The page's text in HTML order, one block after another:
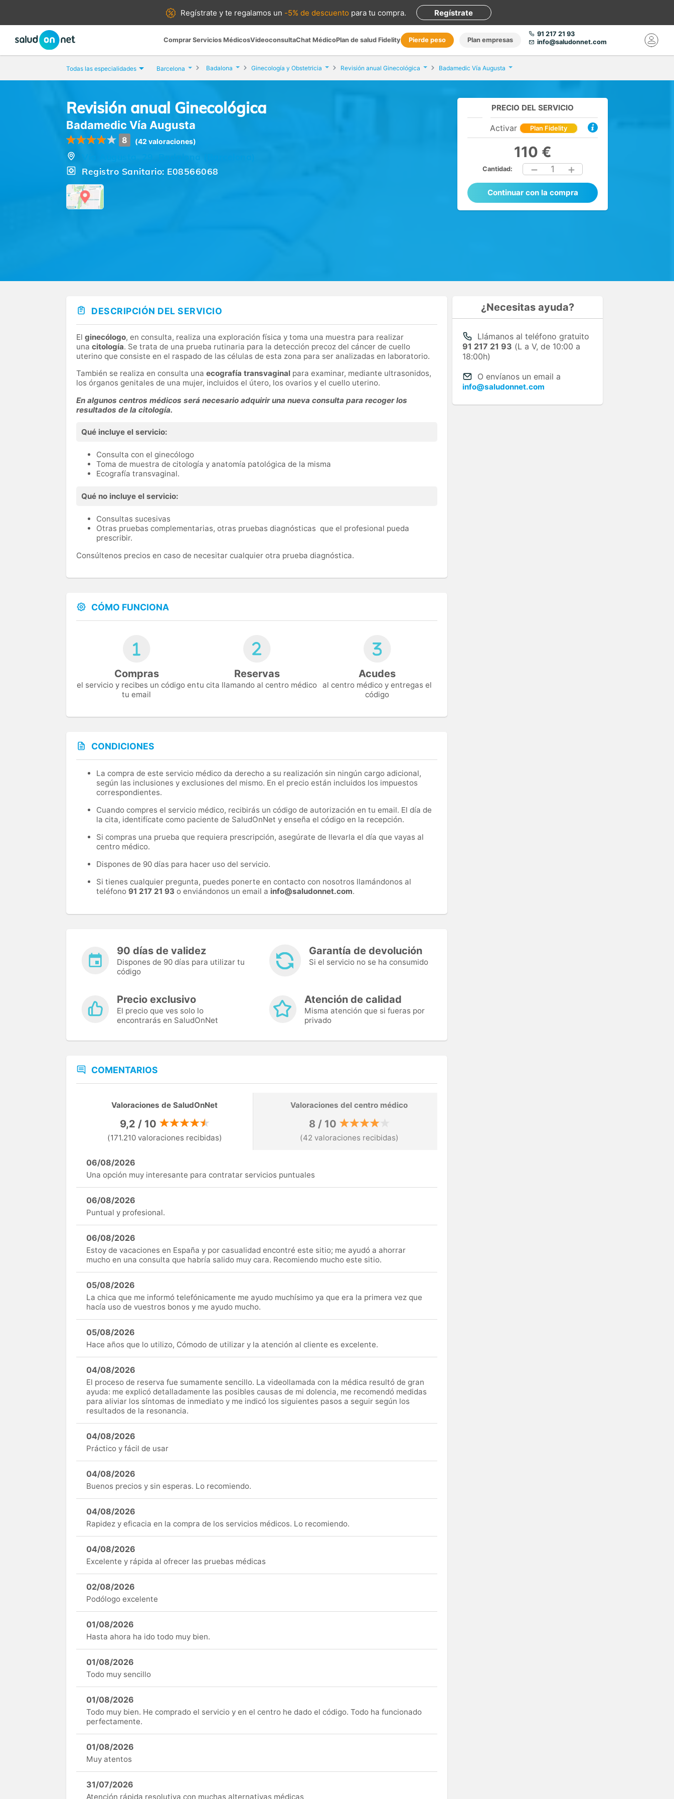
Regístrate yte regalamos un -5% de descuento para tu compra. Regístrate
Comprar Servicios MédicosVideoconsultaChat MédicoPlan de salud Fidelity Pierde peso Plan empresas
91 217 21 93
info@saludonnet.com
Todas las especialidades Barcelona Badalona Ginecología y Obstetricia Revisión anual Ginecológica Badamedic Vía Augusta
Revisión anual Ginecológica
Badamedic Vía Augusta
8 (42 valoraciones)
Registro Sanitario: E08566068
PRECIO DEL SERVICIO
Activar Plan Fidelity
110 €
Cantidad: 1
Continuar con la compra
DESCRIPCIÓN DEL SERVICIO
El ginecólogo, en consulta, realiza una exploración física y toma una muestra para realizar
una citología. Se trata de una prueba rutinaria para la detección precoz del cáncer de cuello
uterino que consiste en el raspado de las células de esta zona para ser analizadas en laboratorio.
También se realiza en consulta una ecografía transvaginal para examinar, mediante ultrasonidos,
los órganos genitales de una mujer, incluidos el útero, los ovarios y el cuello uterino.
En algunos centros médicos será necesario adquirir una nueva consulta para recoger los
resultados de la citología.
Qué incluye el servicio:
Consulta con el ginecólogo
Toma de muestra de citología y anatomía patológica de la misma
Ecografía transvaginal.
Qué no incluye el servicio:
Consultas sucesivas
Otras pruebas complementarias, otras pruebas diagnósticas que el profesional pueda
prescribir.
Consúltenos precios en caso de necesitar cualquier otra prueba diagnóstica.
CÓMO FUNCIONA
Compras
el servicio y recibes un código en
tu email
Reservas
tu cita llamando al centro médico
Acudes
al centro médico y entregas el
código
CONDICIONES
La compra de este servicio médico da derecho a su realización sin ningún cargo adicional,
según las inclusiones y exclusiones del mismo. En el precio están incluidos los impuestos
correspondientes.
Cuando compres el servicio médico, recibirás un código de autorización en tu email. El día de
la cita, identifícate como paciente de SaludOnNet y enseña el código en la recepción.
Si compras una prueba que requiera prescripción, asegúrate de llevarla el día que vayas al
centro médico.
Dispones de 90 días para hacer uso del servicio.
Si tienes cualquier pregunta, puedes ponerte en contacto con nosotros llamándonos al
teléfono 91 217 21 93 o enviándonos un email a info@saludonnet.com.
90 días de validez
Dispones de 90 días para utilizar tu
código
Garantía de devolución
Si el servicio no se ha consumido
Precio exclusivo
El precio que ves solo lo
encontrarás en SaludOnNet
Atención de calidad
Misma atención que si fueras por
privado
COMENTARIOS
Valoraciones de SaludOnNet
9,2 / 10
(171.210 valoraciones recibidas)
Valoraciones del centro médico
8 / 10
(42 valoraciones recibidas)
06/08/2026
Una opción muy interesante para contratar servicios puntuales
06/08/2026
Puntual y profesional.
06/08/2026
Estoy de vacaciones en España y por casualidad encontré este sitio; me ayudó a ahorrar
mucho en una consulta que habría salido muy cara. Recomiendo mucho este sitio.
05/08/2026
La chica que me informó telefónicamente me ayudo muchísimo ya que era la primera vez que
hacía uso de vuestros bonos y me ayudo mucho.
05/08/2026
Hace años que lo utilizo, Cómodo de utilizar y la atención al cliente es excelente.
04/08/2026
El proceso de reserva fue sumamente sencillo. La videollamada con la médica resultó de gran
ayuda: me explicó detalladamente las posibles causas de mi dolencia, me recomendó medidas
para aliviar los síntomas de inmediato y me indicó los siguientes pasos a seguir según los
resultados de la resonancia.
04/08/2026
Práctico y fácil de usar
04/08/2026
Buenos precios y sin esperas. Lo recomiendo.
04/08/2026
Rapidez y eficacia en la compra de los servicios médicos. Lo recomiendo.
04/08/2026
Excelente y rápida al ofrecer las pruebas médicas
02/08/2026
Podólogo excelente
01/08/2026
Hasta ahora ha ido todo muy bien.
01/08/2026
Todo muy sencillo
01/08/2026
Todo muy bien. He comprado el servicio y en el centro he dado el código. Todo ha funcionado
perfectamente.
01/08/2026
Muy atentos
31/07/2026
Atención rápida resolutiva con muchas alternativas médicas
¿Necesitas ayuda?
Llámanos al teléfono gratuito
91 217 21 93 (L a V, de 10:00 a
18:00h)
O envíanos un email a
info@saludonnet.com